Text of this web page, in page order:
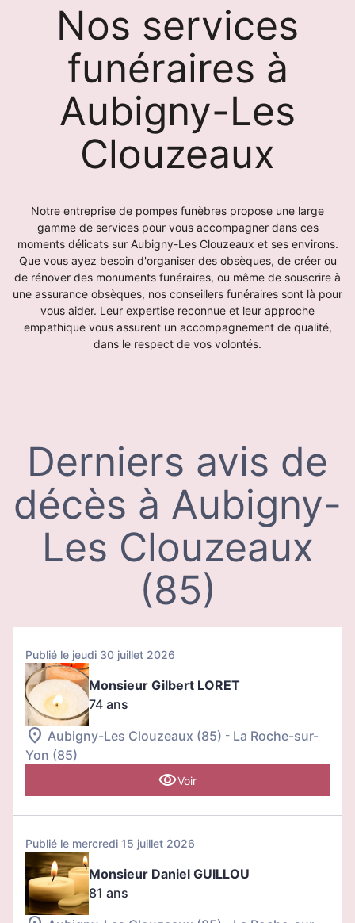
Nos services
funéraires à
Aubigny-Les
Clouzeaux
Notre entreprise de pompes funèbres propose une large
gamme de services pour vous accompagner dans ces
moments délicats sur Aubigny-Les Clouzeaux et ses environs.
Que vous ayez besoin d'organiser des obsèques, de créer ou
de rénover des monuments funéraires, ou même de souscrire à
une assurance obsèques, nos conseillers funéraires sont là pour
vous aider. Leur expertise reconnue et leur approche
empathique vous assurent un accompagnement de qualité,
dans le respect de vos volontés.
Derniers avis de
décès à Aubigny-
Les Clouzeaux
(85)
Publié le jeudi 30 juillet 2026
Monsieur Gilbert LORET
74 ans
Aubigny-Les Clouzeaux (85) - La Roche-sur-
Yon (85)
Voir
Publié le mercredi 15 juillet 2026
Monsieur Daniel GUILLOU
81 ans